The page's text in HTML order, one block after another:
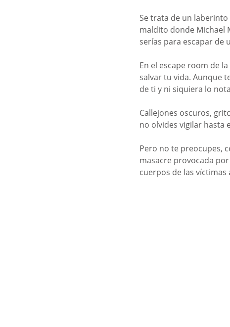
Se trata de un
maldito donde Michael
serías para escapar de
En el escape room de
salvar tu vida. Aunque
de ti y ni siquiera lo
Callejones oscuros,
no olvides vigilar hasta
Pero no te preocupes,
masacre provocada
cuerpos de las víctimas